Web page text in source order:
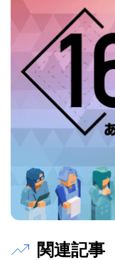
関連記事